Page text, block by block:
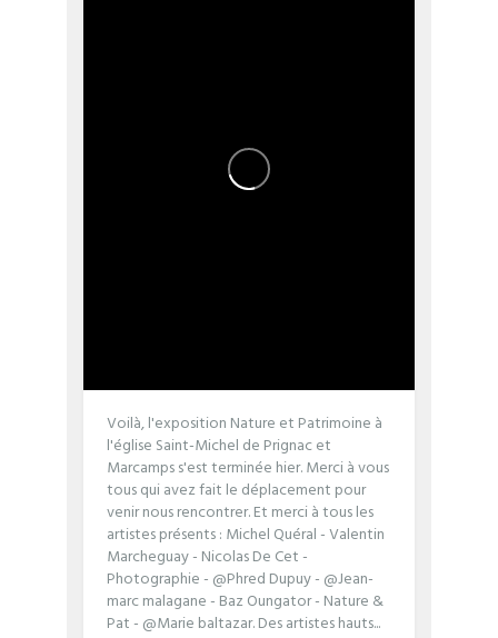
Voilà, l'exposition Nature et Patrimoine à
l'église Saint-Michel de Prignac et
Marcamps s'est terminée hier. Merci à vous
tous qui avez fait le déplacement pour
venir nous rencontrer. Et merci à tous les
artistes présents : Michel Quéral - Valentin
Marcheguay - Nicolas De Cet -
Photographie - @Phred Dupuy - @Jean-
marc malagane - Baz Oungator - Nature &
Pat - @Marie baltazar. Des artistes hauts...